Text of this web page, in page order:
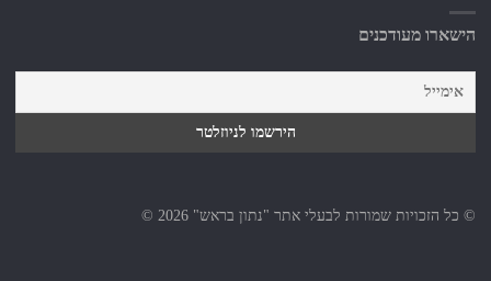
הישארו מעודכנים
© כל הזכויות שמורות לבעלי אתר "נתון בראש" 2026 ©